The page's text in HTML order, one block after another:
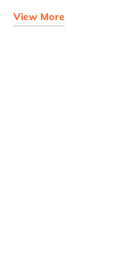
View More